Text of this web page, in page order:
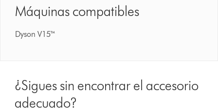
Máquinas compatibles
Dyson V15™
¿Sigues sin encontrar el accesorio
adecuado?